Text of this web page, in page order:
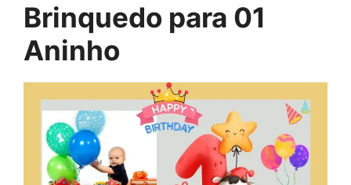
Brinquedo para 01
Aninho